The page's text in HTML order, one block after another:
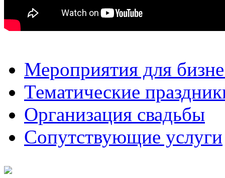
Мероприятия для
Тематические
Организация свадьбы
Сопутствующие услуги